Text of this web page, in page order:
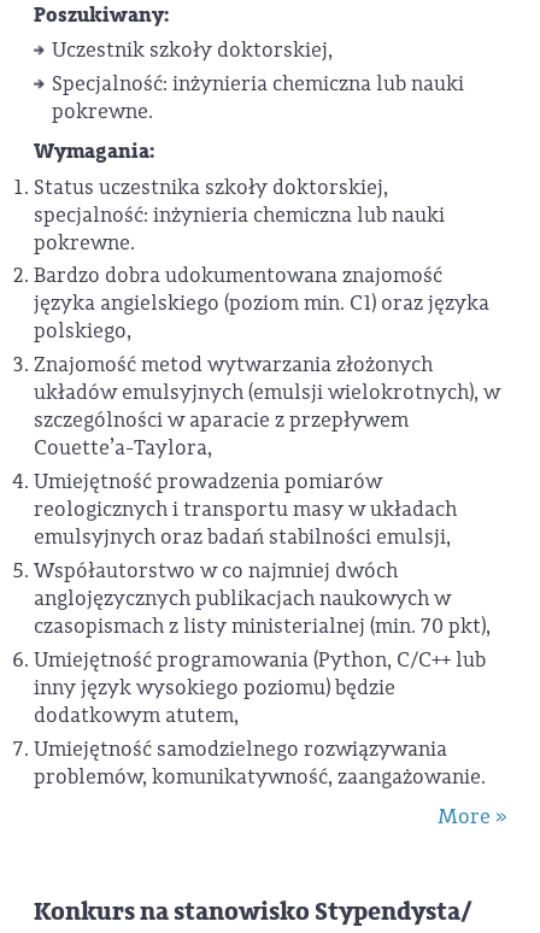
Poszukiwany:
Uczestnik szkoły doktorskiej,
Specjalność: inżynieria chemiczna lub nauki
pokrewne.
Wymagania:
Status uczestnika szkoły doktorskiej,
specjalność: inżynieria chemiczna lub nauki
pokrewne.
Bardzo dobra udokumentowana znajomość
języka angielskiego (poziom min. C1) oraz języka
polskiego,
Znajomość metod wytwarzania złożonych
układów emulsyjnych (emulsji wielokrotnych), w
szczególności w aparacie z przepływem
Couette’a-Taylora,
Umiejętność prowadzenia pomiarów
reologicznych i transportu masy w układach
emulsyjnych oraz badań stabilności emulsji,
Współautorstwo w co najmniej dwóch
anglojęzycznych publikacjach naukowych w
czasopismach z listy ministerialnej (min. 70 pkt),
Umiejętność programowania (Python, C/C++ lub
inny język wysokiego poziomu) będzie
dodatkowym atutem,
Umiejętność samodzielnego rozwiązywania
problemów, komunikatywność, zaangażowanie.
More »
Konkurs na stanowisko Stypendysta/